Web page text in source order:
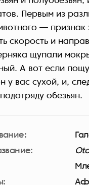
Первым из
—
скорость и
щупали
А вот если
у вас сухой, и,
обезьян.